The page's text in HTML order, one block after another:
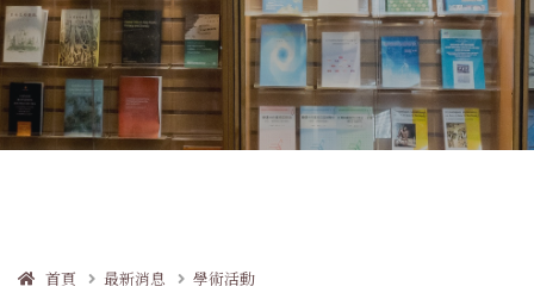
首頁 最新消息 學術活動